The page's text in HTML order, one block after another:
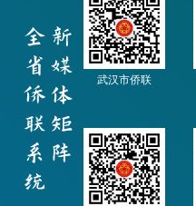
武汉市侨联